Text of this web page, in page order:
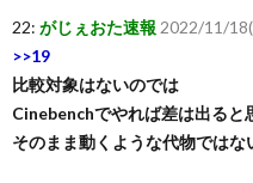
22: がじぇおた速報 2022/11/
>>19
比較対象はないのでは
Cinebenchでやれば差は出ると
そのまま動くような代物では